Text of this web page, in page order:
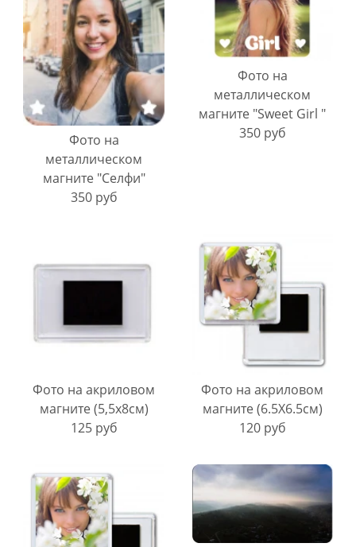
Фото на
металлическом
магните "Селфи"
350 руб
Фото на
металлическом
магните "Sweet Girl "
350 руб
Фото на акриловом
магните (5,5х8см)
125 руб
Фото на акриловом
магните (6.5Х6.5см)
120 руб